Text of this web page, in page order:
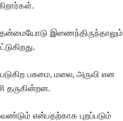
இணைந்திருந்தாலும்
பசுமை, மலை, அருவி என
தருகின்றன.
என்பதற்காக புறப்படும்